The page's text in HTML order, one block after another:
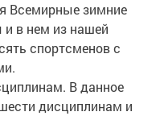
Всемирные зимние
в нем из нашей
спортсменов с
В данное
дисциплинам и